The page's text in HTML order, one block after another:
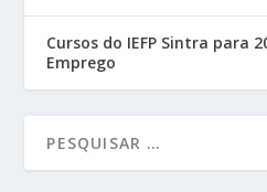
Cursos do IEFP Sintra para
Emprego